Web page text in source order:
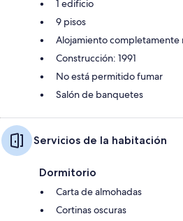
1 edificio
9 pisos
Alojamiento completamente
Construcción: 1991
No está permitido fumar
Salón de banquetes
Servicios de la habitación
Dormitorio
Carta de almohadas
Cortinas oscuras